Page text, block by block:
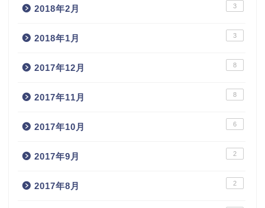
2018年2月 3
2018年1月 3
2017年12月 8
2017年11月 8
2017年10月 6
2017年9月 2
2017年8月 2